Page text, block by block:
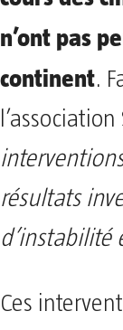
n’ont pas
continent.
résultats
d’instabilité
Ces